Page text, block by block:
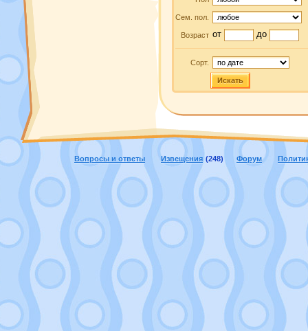
Сем. пол.
Возраст от до
Сорт.
Искать
Вопросы и ответы Извещения (248) Форум